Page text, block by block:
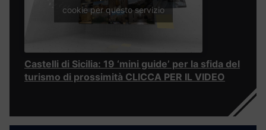
cookie per questo servizio
Castelli di Sicilia: 19 ‘mini guide’ per la sfida del
turismo di prossimità CLICCA PER IL VIDEO